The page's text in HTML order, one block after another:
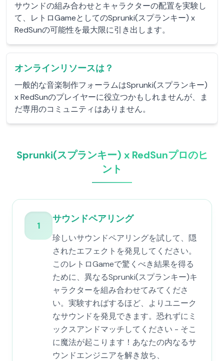
サウンドの組み合わせとキャラクターの配置を実験し
て、レトロGameとしてのSprunki(スプランキー) x
RedSunの可能性を最大限に引き出します。
オンラインリソースは？
一般的な音楽制作フォーラムはSprunki(スプランキー)
x RedSunのプレイヤーに役立つかもしれませんが、ま
だ専用のコミュニティはありません。
Sprunki(スプランキー) x RedSunプロのヒ
ント
1
サウンドペアリング
珍しいサウンドペアリングを試して、隠
されたエフェクトを発見してください。
このレトロGameで驚くべき結果を得る
ために、異なるSprunki(スプランキー)キ
ャラクターを組み合わせてみてくださ
い。実験すればするほど、よりユニーク
なサウンドを発見できます。恐れずにミ
ックスアンドマッチしてください - そこ
に魔法が起こります！あなたの内なるサ
ウンドエンジニアを解き放ち、